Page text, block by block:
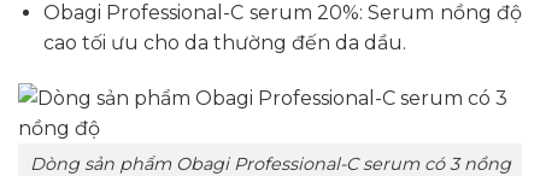
Obagi Professional-C serum 20%: Serum nồng độ
cao tối ưu cho da thường đến da dầu.
Dòng sản phẩm Obagi Professional-C serum có 3 nồng